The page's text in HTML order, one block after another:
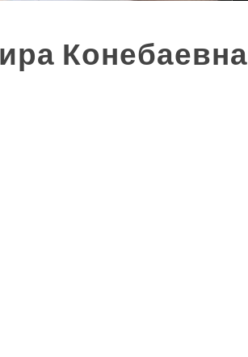
Конебаевна